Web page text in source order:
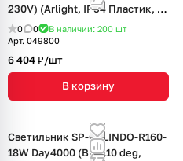
230V) (Arlight, IP54 Пластик, 3
года)
0 0 В наличии: 200 шт
Арт. 049800
6 404 ₽/шт
В корзину
Светильник SP-CYLINDO-R160-
18W Day4000 (BK, 110 deg,